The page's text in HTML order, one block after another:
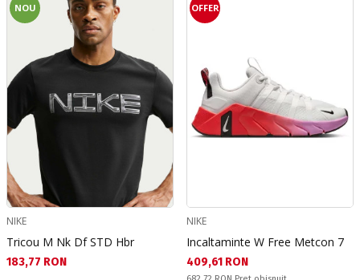
NOU
NIKE
Tricou M Nk Df STD Hbr
Текуща цена:
183,77 RON
OFFER
NIKE
Incaltaminte W Free Metcon 7
Текуща цена:
409,61 RON